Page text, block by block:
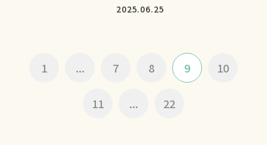
2025.06.25
1 ... 7 8 9 10
11 ... 22